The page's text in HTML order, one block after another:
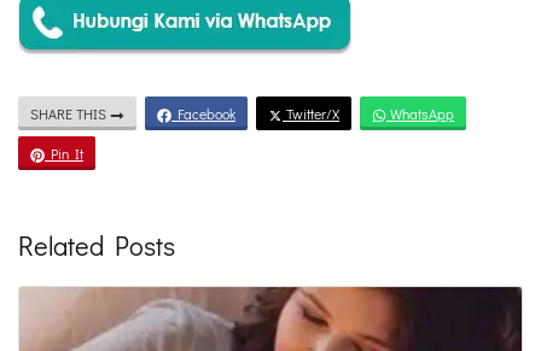
SHARE THIS Facebook Twitter/X WhatsApp
Pin It
Related Posts